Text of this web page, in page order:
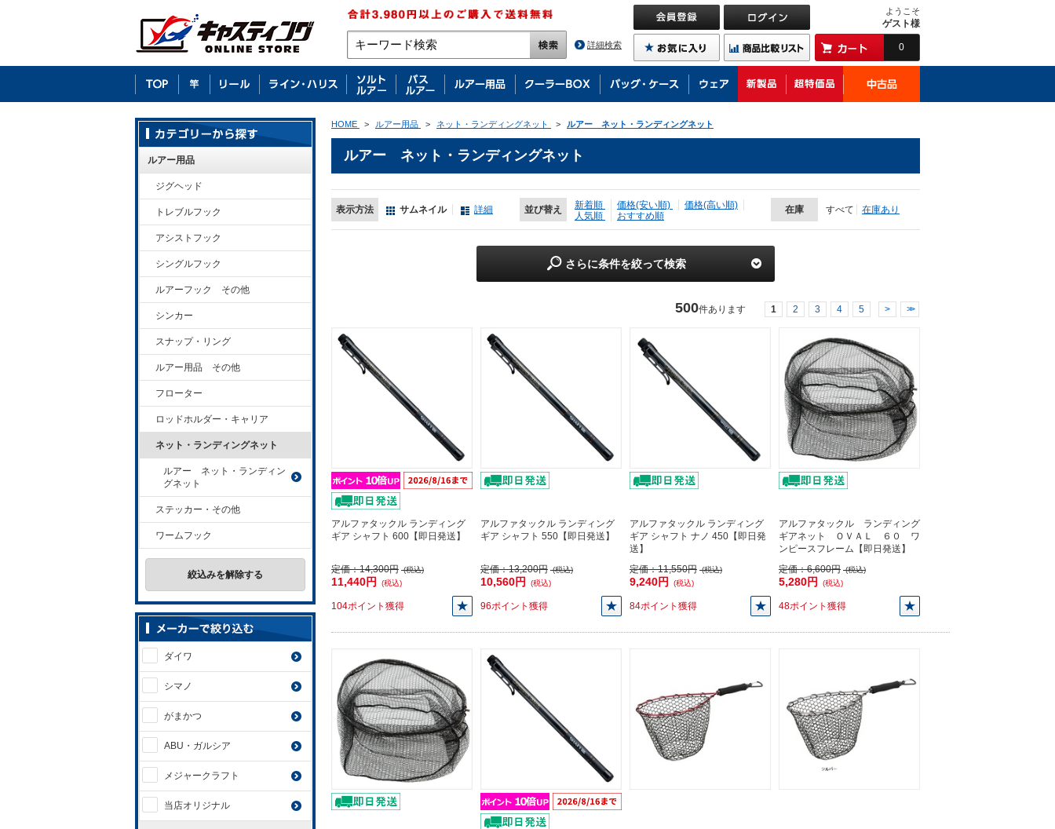
詳細検索
ようこそ
ゲスト様
0
HOME > ルアー用品 > ネット・ランディングネット > ルアー ネット・ランディングネット
ルアー ネット・ランディングネット
表示方法 サムネイル 詳細 並び替え 新着順 価格(安い順)
価格(高い順)
人気順
おすすめ順
在庫 すべて 在庫あり
さらに条件を絞って検索
500件あります 1 2 3 4 5 > >>
アルファタックル ランディング
ギア シャフト 600【即日発送】
定価：14,300円 (税込)
11,440円 (税込)
104ポイント獲得
アルファタックル ランディング
ギア シャフト 550【即日発送】
定価：13,200円 (税込)
10,560円 (税込)
96ポイント獲得
アルファタックル ランディング
ギア シャフト ナノ 450【即日発
送】
定価：11,550円 (税込)
9,240円 (税込)
84ポイント獲得
アルファタックル ランディング
ギアネット ＯＶＡＬ ６０ ワ
ンピースフレーム【即日発送】
定価：6,600円 (税込)
5,280円 (税込)
48ポイント獲得
ルアー用品
ジグヘッド
トレブルフック
アシストフック
シングルフック
ルアーフック その他
シンカー
スナップ・リング
ルアー用品 その他
フローター
ロッドホルダー・キャリア
ネット・ランディングネット
ルアー ネット・ランディン
グネット
ステッカー・その他
ワームフック
絞込みを解除する
ダイワ
シマノ
がまかつ
ABU・ガルシア
メジャークラフト
当店オリジナル